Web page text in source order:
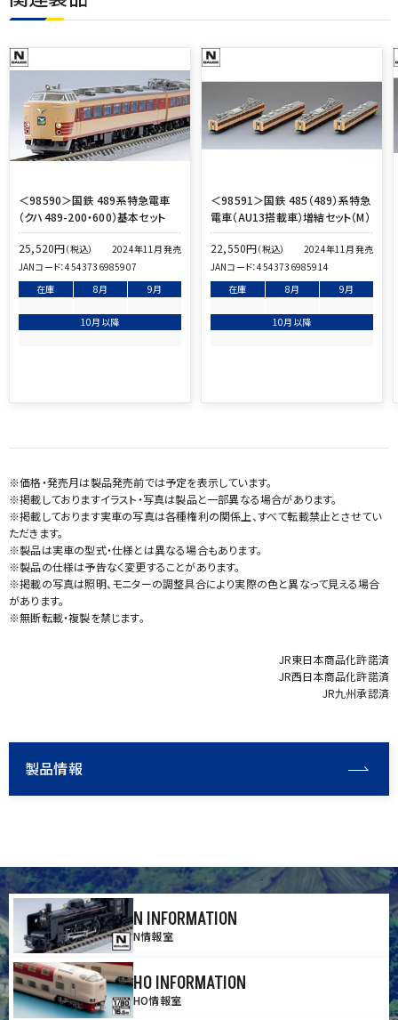
＜98590＞国鉄 489系特急電車
（クハ489-200・600）基本セット
25,520円（税込）
2024年11月発売
JANコード：4543736985907
在庫
8月 9月
10月以降
＜98591＞国鉄 485（489）系特急
電車（AU13搭載車）増結セット（M）
22,550円（税込）
2024年11月発売
JANコード：4543736985914
在庫
8月 9月
10月以降
※価格・発売月は製品発売前では予定を表示しています。
※掲載しておりますイラスト・写真は製品と一部異なる場合があります。
※掲載しております実車の写真は各種権利の関係上、すべて転載禁止とさせてい
ただきます。
※製品は実車の型式・仕様とは異なる場合もあります。
※製品の仕様は予告なく変更することがあります。
※掲載の写真は照明、モニターの調整具合により実際の色と異なって見える場合
があります。
※無断転載・複製を禁じます。
JR東日本商品化許諾済
JR西日本商品化許諾済
JR九州承認済
製品情報
N INFORMATION
N情報室
HO INFORMATION
HO情報室